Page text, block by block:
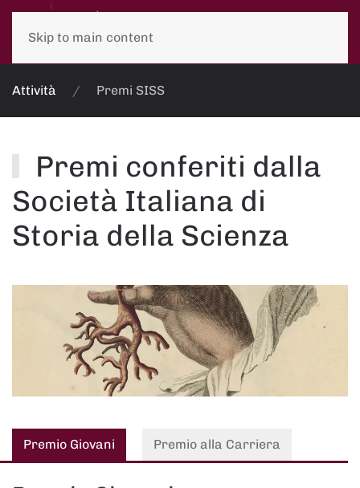
Skip to main content
Attività Premi SISS
Premi conferiti dalla
Società Italiana di
Storia della Scienza
Premio Giovani Premio alla Carriera